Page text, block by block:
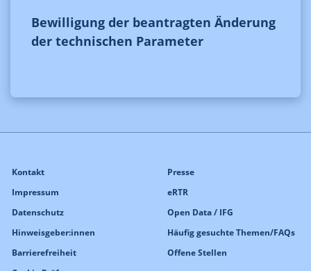
Bewilligung der beantragten Änderung
der technischen Parameter
Kontakt
Impressum
Datenschutz
Hinweisgeber:innen
Barrierefreiheit
Presse
eRTR
Open Data / IFG
Häufig gesuchte Themen/FAQs
Offene Stellen